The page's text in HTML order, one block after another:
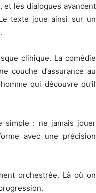
et les dialogues avancent
texte joue ainsi sur un
clinique. La comédie
couche d’assurance au
qui découvre qu’il
simple : ne jamais jouer
avec une précision
orchestrée. Là où on